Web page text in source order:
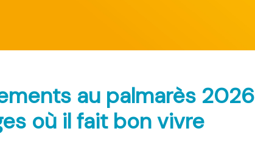
au palmarès 2026
où il fait bon vivre